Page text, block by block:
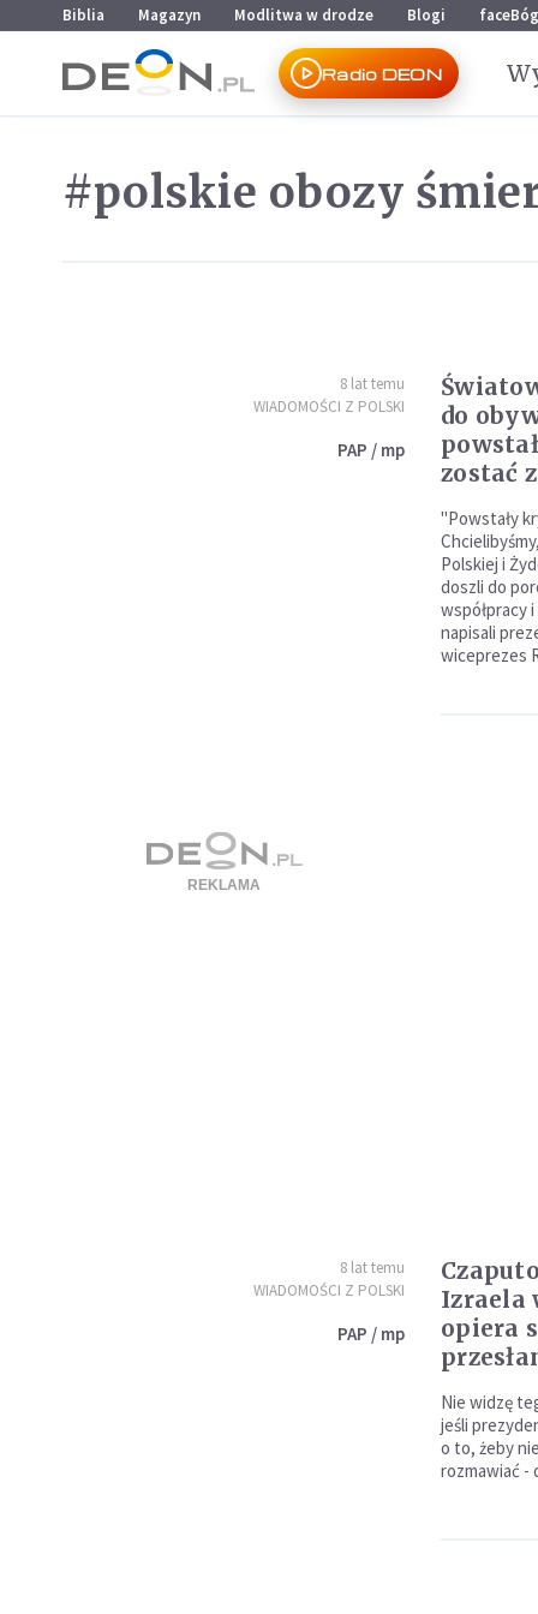
Przejdź do menu głównego
Przejdź do treści
Biblia Magazyn Modlitwa w drodze Blogi faceBóg
Radio DEON
#polskie obozy
8 lat temu
WIADOMOŚCI Z POLSKI
PAP / mp
do
zostać
"Powstały
Polskiej i
doszli do
współpracy
napisali
wiceprezes
8 lat temu
WIADOMOŚCI Z POLSKI
PAP / mp
Izraela
opiera
Nie widzę
jeśli
o to, żeby
rozmawiać -